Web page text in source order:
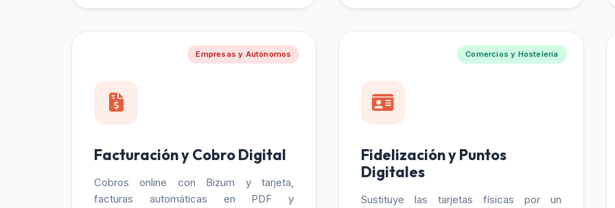
Empresas y Autónomos
Facturación y Cobro Digital
Cobros online con Bizum y tarjeta,
facturas automáticas en PDF y
Comercios y Hostelería
Fidelización y Puntos
Digitales
Sustituye las tarjetas físicas por un